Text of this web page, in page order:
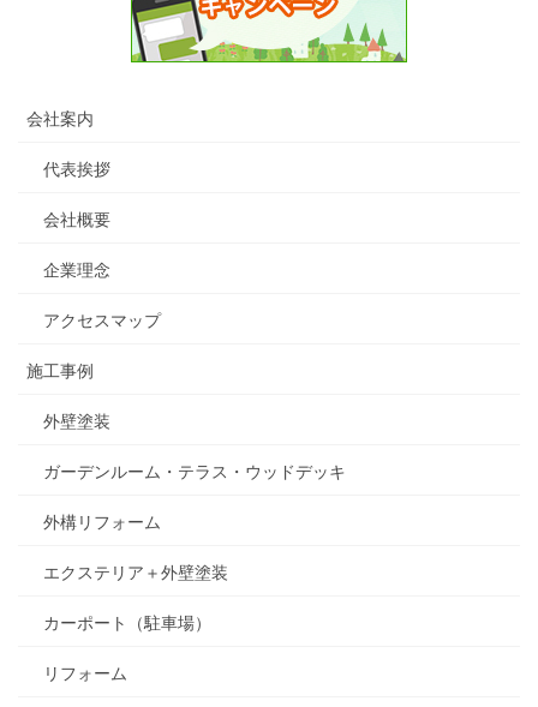
会社案内
代表挨拶
会社概要
企業理念
アクセスマップ
施工事例
外壁塗装
ガーデンルーム・テラス・ウッドデッキ
外構リフォーム
エクステリア＋外壁塗装
カーポート（駐車場）
リフォーム